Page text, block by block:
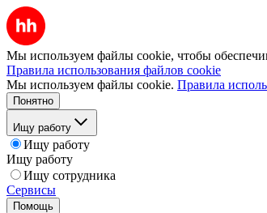
Мы используем файлы cookie, чтобы
Правила использования файлов cookie
Мы используем файлы cookie. Правила
Понятно
Ищу работу
Ищу работу
Ищу работу
Ищу сотрудника
Сервисы
Помощь